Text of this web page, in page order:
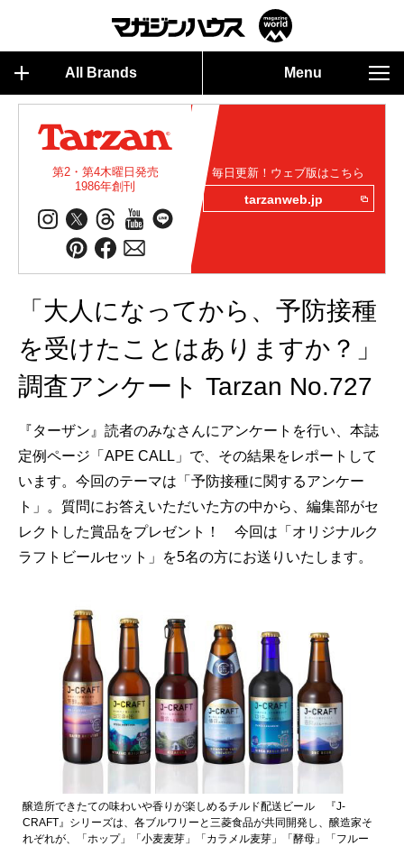
All Brands Menu
第2・第4木曜日発売
1986年創刊
毎日更新！ウェブ版はこちら
tarzanweb.jp
「大人になってから、予防接種
を受けたことはありますか？」
調査アンケート Tarzan No.727
『ターザン』読者のみなさんにアンケートを行い、本誌
定例ページ「APE CALL」で、その結果をレポートして
います。今回のテーマは「予防接種に関するアンケー
ト」。質問にお答えいただいた方の中から、編集部がセ
レクトした賞品をプレゼント！ 今回は「オリジナルク
ラフトビールセット」を5名の方にお送りいたします。
醸造所できたての味わいや香りが楽しめるチルド配送ビール 『J-
CRAFT』シリーズは、各ブルワリーと三菱食品が共同開発し、醸造家そ
れぞれが、「ホップ」「小麦麦芽」「カラメル麦芽」「酵母」「フルー